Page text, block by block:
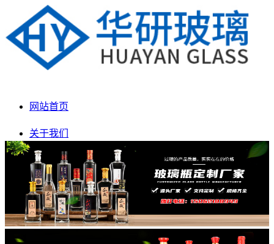
网站首页
关于我们
产品展示
新闻动态
生产车间